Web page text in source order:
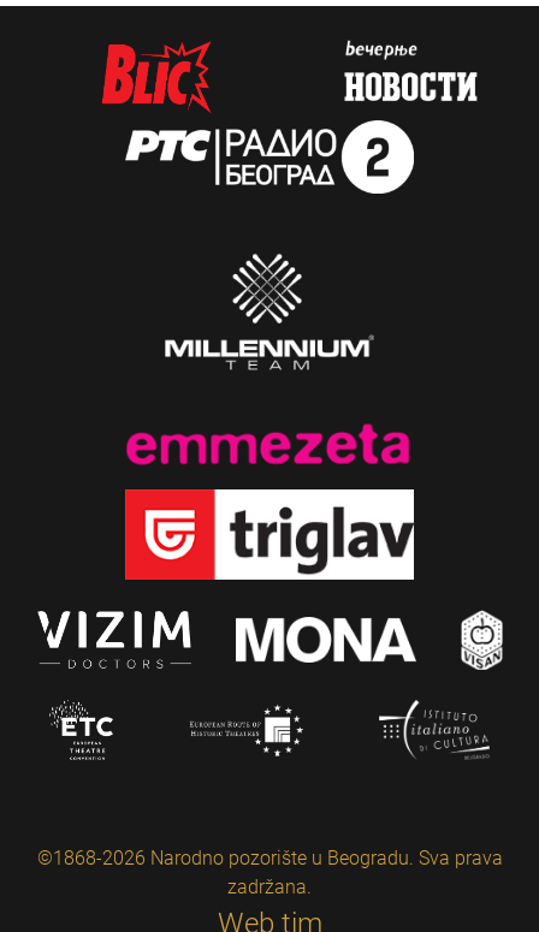
©1868-2026 Narodno pozorište u Beogradu. Sva prava
zadržana.
Web tim